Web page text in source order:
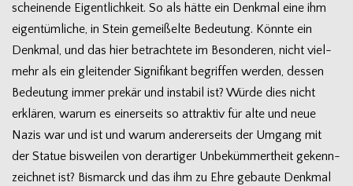
schei­nende Eigent­lich­keit. So als hätte ein Denk­mal eine ihm
eigen­tüm­li­che, in Stein gemei­ßelte Bedeu­tung. Könnte ein
Denk­mal, und das hier betrach­tete im Beson­de­ren, nicht viel­
mehr als ein glei­ten­der Signi­fi­kant begrif­fen wer­den, des­sen
Bedeu­tung immer pre­kär und insta­bil ist? Würde dies nicht
erklä­ren, warum es einer­seits so attrak­tiv für alte und neue
Nazis war und ist und warum ande­rer­seits der Umgang mit
der Sta­tue bis­wei­len von der­ar­ti­ger Unbe­küm­mert­heit gekenn­
zeich­net ist? Bis­marck und das ihm zu Ehre gebaute Denk­mal